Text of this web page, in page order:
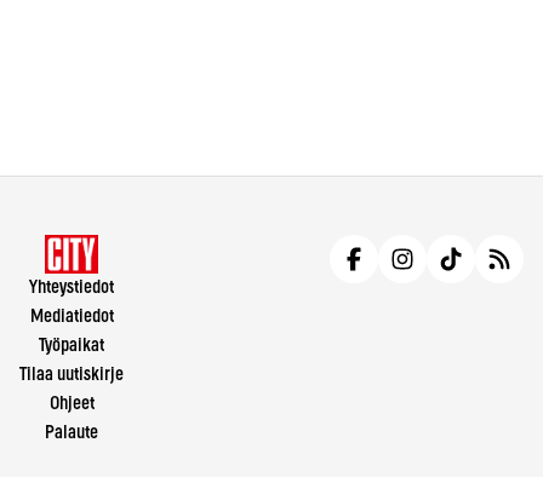
Yhteystiedot
Mediatiedot
Työpaikat
Tilaa uutiskirje
Ohjeet
Palaute